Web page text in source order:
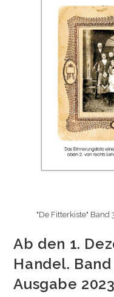
"De Fitterkiste" Band
Ab den 1.
Handel.
Ausgabe 2023